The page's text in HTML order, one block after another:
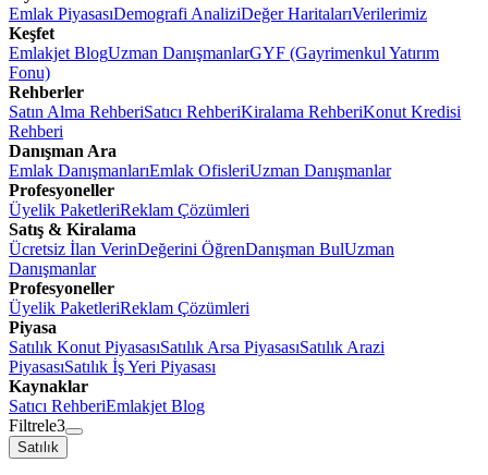
Emlak PiyasasıDemografi AnaliziDeğer HaritalarıVerilerimiz
Keşfet
Emlakjet BlogUzman DanışmanlarGYF (Gayrimenkul Yatırım
Fonu)
Rehberler
Satın Alma RehberiSatıcı RehberiKiralama RehberiKonut Kredisi
Rehberi
Danışman Ara
Emlak DanışmanlarıEmlak OfisleriUzman Danışmanlar
Profesyoneller
Üyelik PaketleriReklam Çözümleri
Satış & Kiralama
Ücretsiz İlan VerinDeğerini ÖğrenDanışman BulUzman
Danışmanlar
Profesyoneller
Üyelik PaketleriReklam Çözümleri
Piyasa
Satılık Konut PiyasasıSatılık Arsa PiyasasıSatılık Arazi
PiyasasıSatılık İş Yeri Piyasası
Kaynaklar
Satıcı RehberiEmlakjet Blog
Filtrele3
Satılık